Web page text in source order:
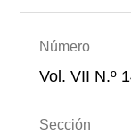
Número
Vol. VII N.º
Sección